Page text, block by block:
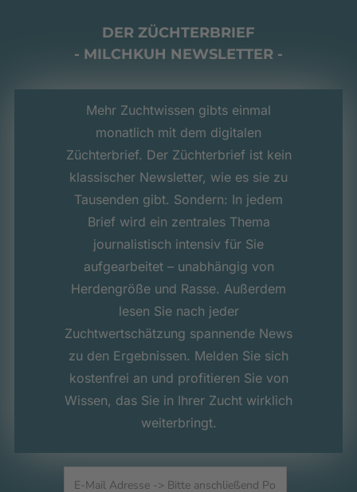
DER ZÜCHTERBRIEF
- MILCHKUH NEWSLETTER -
Mehr Zuchtwissen gibts einmal
monatlich mit dem digitalen
Züchterbrief. Der Züchterbrief ist kein
klassischer Newsletter, wie es sie zu
Tausenden gibt. Sondern: In jedem
Brief wird ein zentrales Thema
journalistisch intensiv für Sie
aufgearbeitet – unabhängig von
Herdengröße und Rasse. Außerdem
lesen Sie nach jeder
Zuchtwertschätzung spannende News
zu den Ergebnissen. Melden Sie sich
kostenfrei an und profitieren Sie von
Wissen, das Sie in Ihrer Zucht wirklich
weiterbringt.